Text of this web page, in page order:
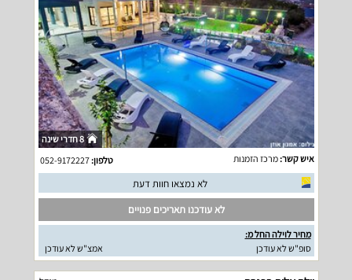
8 חדרי שינה
איש קשר:מרכז הזמנות טלפון:052-9172227
לא נמצאו חוות דעת
לא עודכנו תאריכים פנויים
מחיר לוילה החל מ:
סופ"ש לא עודכן
אמצ"ש לא עודכן